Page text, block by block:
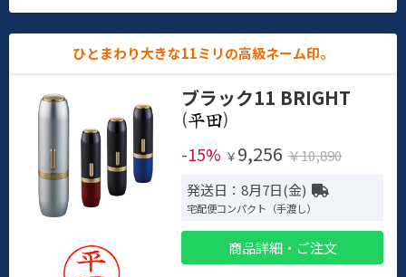
ひとまわり大きな11ミリの高級ネーム印。
ブラック11 BRIGHT
(
)
-15% ￥ 9,256 ￥10,890
発送日：8月7日(金)
宅配便コンパクト（手渡し）
商品詳細・ご注文